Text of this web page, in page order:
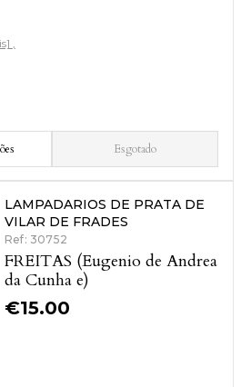
Esgotado
LAMPADARIOS DE PRATA DE
VILAR DE FRADES
Ref: 30752
FREITAS (Eugenio de Andrea
da Cunha e)
€15.00